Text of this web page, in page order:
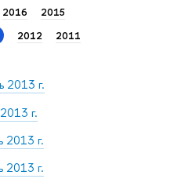
2016
2015
2012
2011
г.
г.
г.
г.